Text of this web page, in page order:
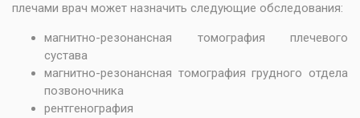
плечами врач может назначить следующие обследования:
магнитно-резонансная томография плечевого
сустава
магнитно-резонансная томография грудного отдела
позвоночника
рентгенография